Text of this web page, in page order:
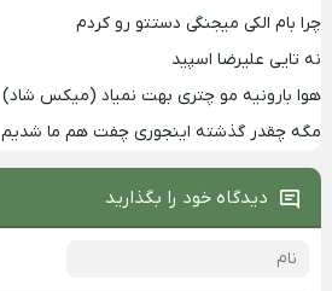
چرا بام الکی میجنگی دستتو رو کردم
نه تایی علیرضا اسپید
هوا بارونیه مو چتری بهت نمیاد (میکس شاد)
مگه چقدر گذشته اینجوری چفت هم ما شدیم
دیدگاه خود را بگذارید